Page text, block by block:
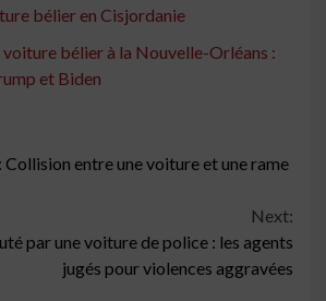
bélier en Cisjordanie
bélier à la Nouvelle-Orléans :
et Biden
entre une voiture et une rame
Next:
par une voiture de police : les agents
jugés pour violences aggravées